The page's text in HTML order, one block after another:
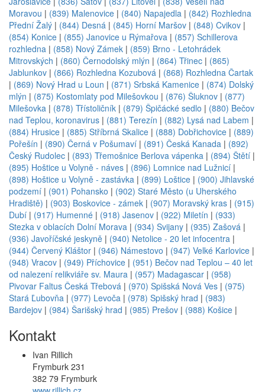
Moravou | (839) Malenovice | (840) Napajedla | (842) Rozhledna
Přední Žalý | (844) Desná | (845) Horní Maršov | (848) Cvikov |
(854) Konice | (855) Janovice u Rýmařova | (857) Schillerova
rozhledna | (858) Nový Zámek | (859) Brno - Letohrádek
Mitrovských | (860) Černodolský mlýn | (864) Třinec | (865)
Jablunkov | (866) Rozhledna Kozubová | (868) Rozhledna Čartak
| (869) Nový Hrad u Loun | (871) Srbská Kamenice | (874) Dolský
mlýn | (875) Kostomlaty pod Milešovkou | (876) Šluknov | (877)
Milešovka | (878) Třístoličník | (879) Špičácké sedlo | (880) Bečov
nad Teplou, koronavirus | (881) Terezín | (882) Lysá nad Labem |
(884) Hrusice | (885) Stříbrná Skalice | (888) Dobřichovice | (889)
Pořešín | (890) Černá v Pošumaví | (891) Česká Kanada | (892)
Český Rudolec | (893) Třemošnice Berlova vápenka | (894) Štětí |
(895) Hoštice u Volyně - náves | (896) Lomnice nad Lužnicí |
(898) Hoštice u Volyně - zastávka | (899) Loštice | (900) Jihlavské
podzemí | (901) Pohansko | (902) Staré Město (u Uherského
Hradiště) | (903) Boskovice - zámek | (907) Moravský kras | (915)
Dubí | (917) Humenné | (918) Jasenov | (922) Miletín | (933)
Stezka v oblacích Dolní Morava | (934) Svijany | (935) Zašová |
(936) Javoříčské jeskyně | (940) Netolice - 20 let infocentra |
(944) Červený Kláštor | (946) Námestovo | (947) Velké Karlovice |
(948) Vracov | (949) Příchovice | (951) Bečov nad Teplou – 40 let
od nalezení relikviáře sv. Maura | (957) Madagascar | (958)
Pivovar Faltus Česká Třebová | (970) Spišská Nová Ves | (975)
Stará Ľubovňa | (977) Levoča | (978) Spišský hrad | (983)
Bardejov | (984) Šarišský hrad | (985) Prešov | (988) Košice |
Kontakt
Ivan Rillich
Frymburk 231
382 79 Frymburk